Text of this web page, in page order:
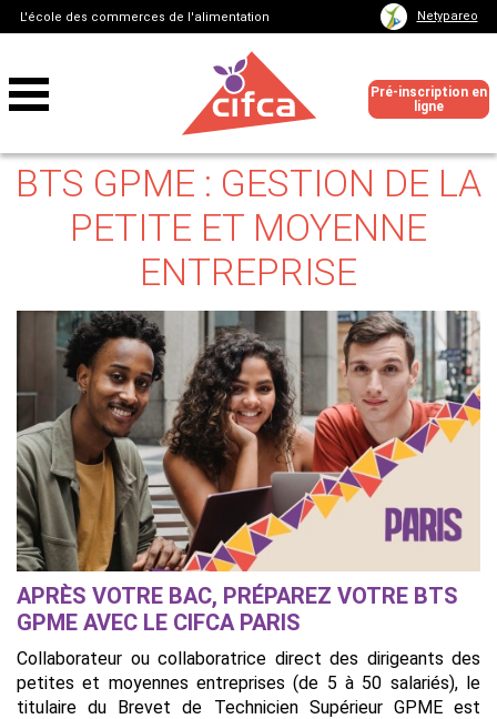
L'école des commerces de l'alimentation Netypareo
Pré-inscription en
ligne
BTS GPME : GESTION DE LA
PETITE ET MOYENNE
ENTREPRISE
APRÈS VOTRE BAC, PRÉPAREZ VOTRE BTS
GPME AVEC LE CIFCA PARIS
Collaborateur ou collaboratrice direct des dirigeants des
petites et moyennes entreprises (de 5 à 50 salariés), le
titulaire du Brevet de Technicien Supérieur GPME est